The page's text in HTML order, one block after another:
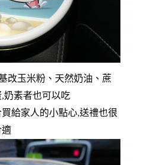
改玉米粉、天然奶油、蔗
奶素者也可以吃
給家人的小點心,送禮也很